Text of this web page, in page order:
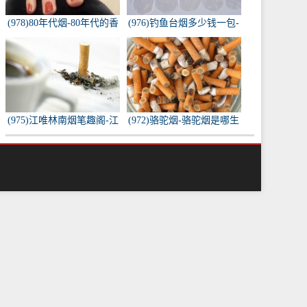
(978)80年代烟-80年代的香
(976)钓鱼台烟多少钱一包-
钓鱼台烟多少钱一包
(975)江唯林南烟笔趣阁-江
唯林南烟小说叫什么名
字？
(972)骆驼烟-骆驼烟是哪生
产的